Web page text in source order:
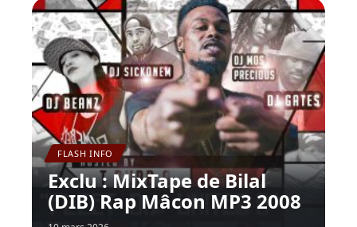
FLASH INFO
Exclu : MixTape de Bilal
(DIB) Rap Mâcon MP3 2008